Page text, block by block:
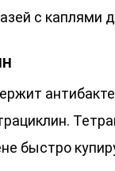
с каплями
быстро